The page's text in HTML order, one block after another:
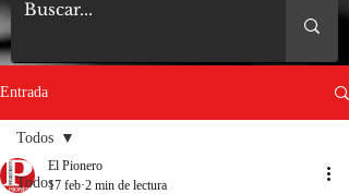
Entrada
Todos
Todos
El Pionero
17 feb 2 min de lectura